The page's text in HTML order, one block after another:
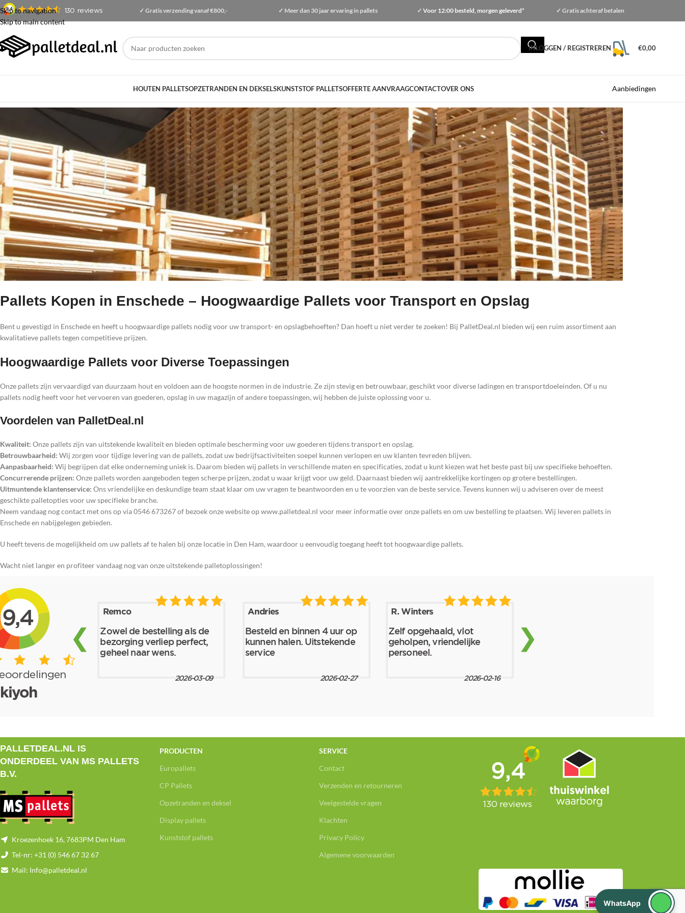
Skip to navigation
Skip to main content
✓ Gratisverzendingvanaf €800,- ✓ Meer dan 30 jaar ervaringin pallets ✓Voor 12:00 besteld, morgen geleverd* ✓ Gratisachteraf betalen
INLOGGEN / REGISTREREN €0,00
HOUTEN PALLETSOPZETRANDEN EN DEKSELSKUNSTSTOF PALLETSOFFERTE AANVRAAGCONTACTOVER ONS Aanbiedingen
Pallets Kopen in Enschede – Hoogwaardige Pallets voor Transport en Opslag
Bent u gevestigd in Enschede en heeft u hoogwaardige pallets nodig voor uw transport- en opslagbehoeften? Dan hoeft u niet verder te zoeken! Bij PalletDeal.nl bieden wij een ruim assortiment aan
kwalitatieve pallets tegen competitieve prijzen.
Hoogwaardige Pallets voor Diverse Toepassingen
Onze pallets zijn vervaardigd van duurzaam hout en voldoen aan de hoogste normen in de industrie. Ze zijn stevig en betrouwbaar, geschikt voor diverse ladingen en transportdoeleinden. Of u nu
pallets nodig heeft voor het vervoeren van goederen, opslag in uw magazijn of andere toepassingen, wij hebben de juiste oplossing voor u.
Voordelen van PalletDeal.nl
Kwaliteit: Onze pallets zijn van uitstekende kwaliteit en bieden optimale bescherming voor uw goederen tijdens transport en opslag.
Betrouwbaarheid: Wij zorgen voor tijdige levering van de pallets, zodat uw bedrijfsactiviteiten soepel kunnen verlopen en uw klanten tevreden blijven.
Aanpasbaarheid: Wij begrijpen dat elke onderneming uniek is. Daarom bieden wij pallets in verschillende maten en specificaties, zodat u kunt kiezen wat het beste past bij uw specifieke behoeften.
Concurrerende prijzen: Onze pallets worden aangeboden tegen scherpe prijzen, zodat u waar krijgt voor uw geld. Daarnaast bieden wij aantrekkelijke kortingen op grotere bestellingen.
Uitmuntende klantenservice: Ons vriendelijke en deskundige team staat klaar om uw vragen te beantwoorden en u te voorzien van de beste service. Tevens kunnen wij u adviseren over de meest
geschikte palletopties voor uw specifieke branche.
Neem vandaag nog contact met ons op via 0546 673267 of bezoek onze website op www.palletdeal.nl voor meer informatie over onze pallets en om uw bestelling te plaatsen. Wij leveren pallets in
Enschede en nabijgelegen gebieden.
U heeft tevens de mogelijkheid om uw pallets af te halen bij onze locatie in Den Ham, waardoor u eenvoudig toegang heeft tot hoogwaardige pallets.
Wacht niet langer en profiteer vandaag nog van onze uitstekende palletoplossingen!
PALLETDEAL.NL IS
ONDERDEEL VAN MS PALLETS
B.V.
Kroezenhoek 16, 7683PM Den Ham
Tel-nr: +31 (0) 546 67 32 67
Mail: Info@palletdeal.nl
PRODUCTEN
Europallets
CP Pallets
Opzetranden en deksel
Display pallets
Kunststof pallets
SERVICE
Contact
Verzenden en retourneren
Veelgestelde vragen
Klachten
Privacy Policy
Algemene voorwaarden
WhatsApp